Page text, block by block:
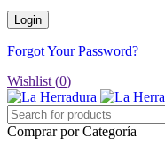
Forgot Your Password?
Wishlist (0)
Comprar por Categoría